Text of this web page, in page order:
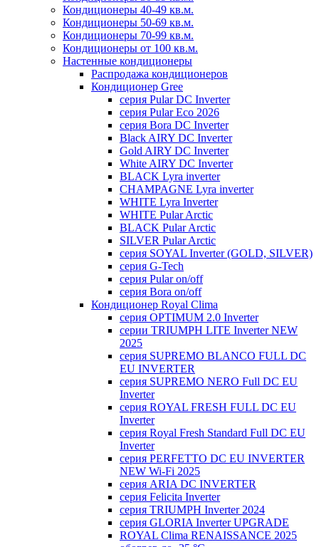
Кондиционеры 40-49 кв.м.
Кондиционеры 50-69 кв.м.
Кондиционеры 70-99 кв.м.
Кондиционеры от 100 кв.м.
Настенные кондиционеры
Распродажа кондиционеров
Кондиционер Gree
серия Pular DC Inverter
серия Pular Eco 2026
серия Bora DC Inverter
Black AIRY DC Inverter
Gold AIRY DC Inverter
White AIRY DC Inverter
BLACK Lyra inverter
CHAMPAGNE Lyra inverter
WHITE Lyra Inverter
WHITE Pular Arctic
BLACK Pular Arctic
SILVER Pular Arctic
серия SOYAL Inverter (GOLD, SILVER)
серия G-Tech
серия Pular on/off
серия Bora on/off
Кондиционер Royal Clima
серия OPTIMUM 2.0 Inverter
серии TRIUMPH LITE Inverter NEW
2025
серия SUPREMO BLANCO FULL DC
EU INVERTER
серия SUPREMO NERO Full DC EU
Inverter
серия ROYAL FRESH FULL DC EU
Inverter
серия Royal Fresh Standard Full DC EU
Inverter
серия PERFETTO DC EU INVERTER
NEW Wi-Fi 2025
серия ARIA DC INVERTER
серия Felicita Inverter
серия TRIUMPH Inverter 2024
серия GLORIA Inverter UPGRADE
ROYAL Clima RENAISSANCE 2025